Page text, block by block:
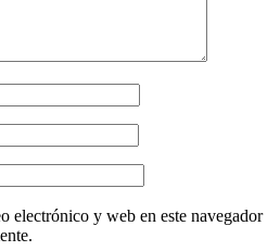
electrónico y web en este navegador